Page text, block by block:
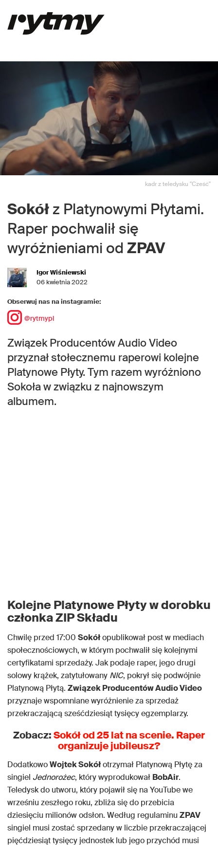
kadr z teledysku "Cześć"
Sokół z Platynowymi Płytami.
Raper pochwalił się
wyróżnieniami od ZPAV
Igor Wiśniewski
06 kwietnia 2022
Obserwuj nas na instagramie:
@rytmypl
Związek Producentów Audio Video
przyznał stołecznemu raperowi kolejne
Platynowe Płyty. Tym razem wyróżniono
Sokoła w związku z najnowszym
albumem.
Kolejne Platynowe Płyty w dorobku
członka ZIP Składu
Chwilę przed 17:00 Sokółopublikował post w mediach
społecznościowych, w którym pochwalił się kolejnymi
certyfikatami sprzedaży. Jak podaje raper, jego drugi
solowy krążek, zatytułowany NIC, pokrył się podwójnie
Platynową Płytą. Związek Producentów Audio Video
przyznaje wspomniane wyróżnienie za sprzedaż
przekraczającą sześćdziesiąt tysięcy egzemplarzy.
Zobacz:Sokół od 25 lat na scenie. Raper
organizuje jubileusz?
DodatkowoWojtek Sokółotrzymał Platynową Płytę za
singiel Jednorożec, który wyprodukował BobAir.
Teledysk do utworu, który pojawił się na YouTube we
wrześniu zeszłego roku, zbliża się do przebicia
dziesięciu milionów odsłon. Według regulaminu ZPAV
singiel musi zostać sprzedany w liczbie przekraczającej
pięćdziesiąt tysięcy jednostek lub jego przychód musi